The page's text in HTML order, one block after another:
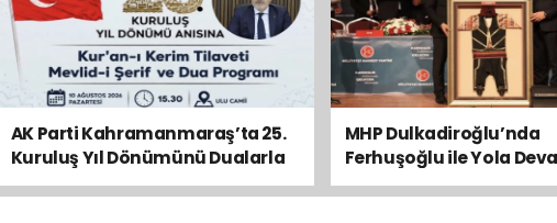
AK Parti Kahramanmaraş’ta 25.
Kuruluş Yıl Dönümünü Dualarla
Anacak
MHP Dulkadiroğlu’nda
Ferhuşoğlu ile Yola
Mahalleyi Emanet